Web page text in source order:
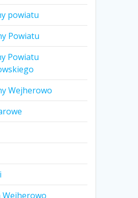
powiatu
Powiatu
Powiatu
Wejherowo
Wejherowo